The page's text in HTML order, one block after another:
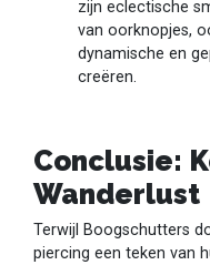
zijn eclectische
van oorknopjes,
dynamische en
creëren.
Conclusie:
Wanderlust
Terwijl Boogschutters
piercing een teken van